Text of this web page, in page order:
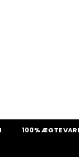
100% ÆGTE VARER